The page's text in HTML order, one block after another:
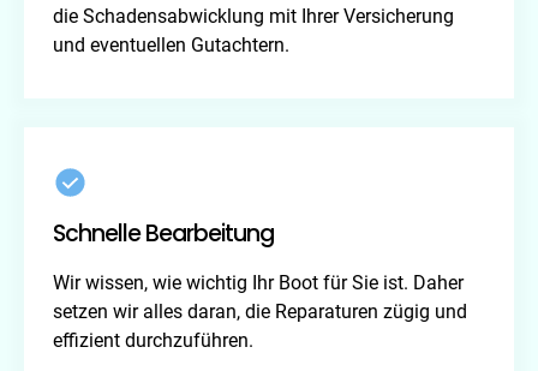
die Schadensabwicklung mit Ihrer Versicherung
und eventuellen Gutachtern.
Schnelle Bearbeitung
Wir wissen, wie wichtig Ihr Boot für Sie ist. Daher
setzen wir alles daran, die Reparaturen zügig und
effizient durchzuführen.